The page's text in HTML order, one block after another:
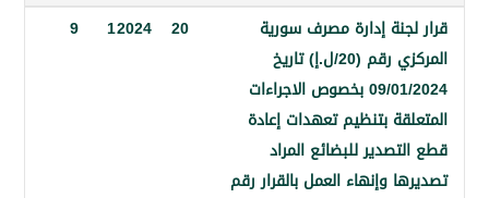
إدارة مصرف سورية
المركزي رقم (20/ل.إ) تاريخ
09/01/2024 بخصوص الاجراءات
بتنظيم تعهدات إعادة
للبضائع المراد
وإنهاء العمل بالقرار رقم
20